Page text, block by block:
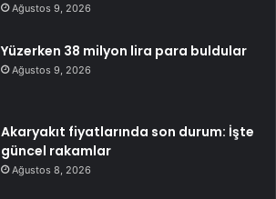
Ağustos 9, 2026
Yüzerken 38 milyon lira para buldular
Ağustos 9, 2026
Akaryakıt fiyatlarında son durum: İşte
güncel rakamlar
Ağustos 8, 2026